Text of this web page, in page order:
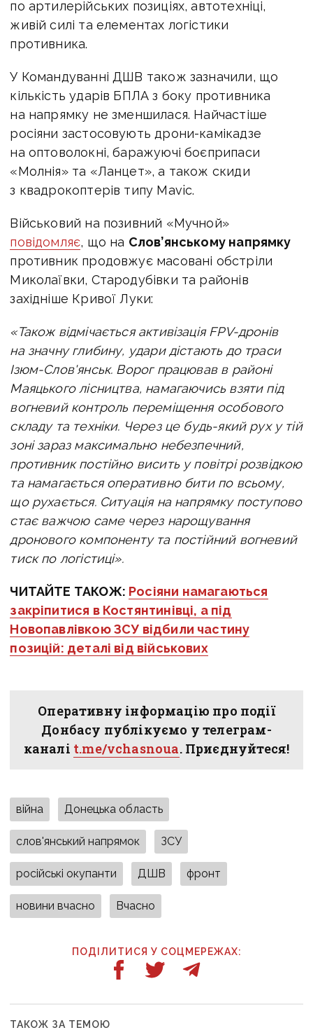
по артилерійських позиціях, автотехніці,
живій силі та елементах логістики
противника.
У Командуванні ДШВ також зазначили, що
кількість ударів БПЛА з боку противника
на напрямку не зменшилася. Найчастіше
росіяни застосовують дрони-камікадзе
на оптоволокні, баражуючі боєприпаси
«Молнія» та «Ланцет», а також скиди
з квадрокоптерів типу Mavic.
Військовий на позивний «Мучной»
повідомляє, що на Слов’янському напрямку
противник продовжує масовані обстріли
Миколаївки, Стародубівки та районів
західніше Кривої Луки:
«Також відмічається активізація FPV-дронів
на значну глибину, удари дістають до траси
Ізюм-Слов'янськ. Ворог працював в районі
Маяцького лісництва, намагаючись взяти під
вогневий контроль переміщення особового
складу та техніки. Через це будь-який рух у тій
зоні зараз максимально небезпечний,
противник постійно висить у повітрі розвідкою
та намагається оперативно бити по всьому,
що рухається. Ситуація на напрямку поступово
стає важчою саме через нарощування
дронового компоненту та постійний вогневий
тиск по логістиці».
ЧИТАЙТЕ ТАКОЖ: Росіяни намагаються
закріпитися в Костянтинівці, а під
Новопавлівкою ЗСУ відбили частину
позицій: деталі від військових
Оперативну інформацію про події
Донбасу публікуємо у телеграм-
каналі t.me/vchasnoua. Приєднуйтеся!
війна Донецька область
слов'янський напрямок ЗСУ
російські окупанти ДШВ фронт
новини вчасно Вчасно
ПОДІЛИТИСЯ У СОЦМЕРЕЖАХ:
ТАКОЖ ЗА ТЕМОЮ